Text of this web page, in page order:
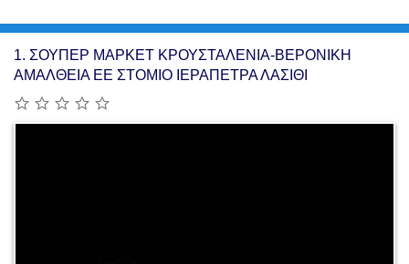
1. ΣΟΥΠΕΡ ΜΑΡΚΕΤ ΚΡΟΥΣΤΑΛΕΝΙΑ-ΒΕΡΟΝΙΚΗ
ΑΜΑΛΘΕΙΑ ΕΕ ΣΤΟΜΙΟ ΙΕΡΑΠΕΤΡΑ ΛΑΣΙΘΙ